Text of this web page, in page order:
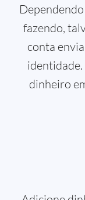
fazendo,
conta
identidade.
dinheiro